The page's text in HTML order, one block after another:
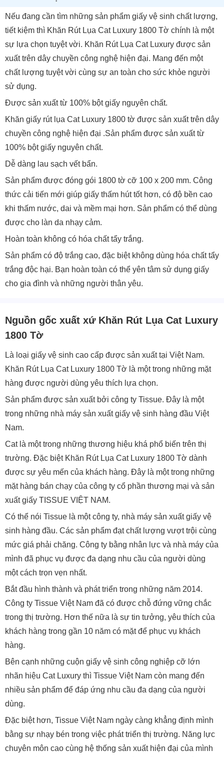
Nếu đang cần tìm những sản phẩm giấy vệ sinh chất lượng,
tiết kiệm thì Khăn Rút Lụa Cat Luxury 1800 Tờ chính là một
sự lựa chọn tuyệt vời. Khăn Rút Lụa Cat Luxury được sản
xuất trên dây chuyền công nghệ hiện đại. Mang đến một
chất lượng tuyệt vời cùng sự an toàn cho sức khỏe người
sử dụng.
Được sản xuất từ 100% bột giấy nguyên chất.
Khăn giấy rút lụa Cat Luxury 1800 tờ được sản xuất trên dây
chuyền công nghệ hiện đại .Sản phẩm được sản xuất từ
100% bột giấy nguyên chất.
Dễ dàng lau sạch vết bẩn.
Sản phẩm được đóng gói 1800 tờ cỡ 100 x 200 mm. Công
thức cải tiến mới giúp giấy thấm hút tốt hơn, có độ bền cao
khi thấm nước, dai và mềm mại hơn. Sản phẩm có thể dùng
được cho làn da nhạy cảm.
Hoàn toàn không có hóa chất tẩy trắng.
Sản phẩm có độ trắng cao, đặc biệt không dùng hóa chất tẩy
trắng độc hại. Bạn hoàn toàn có thể yên tâm sử dụng giấy
cho gia đình và những người thân yêu.
Nguồn gốc xuất xứ Khăn Rút Lụa Cat Luxury
1800 Tờ
Là loại giấy vệ sinh cao cấp được sản xuất tại Việt Nam.
Khăn Rút Lụa Cat Luxury 1800 Tờ là một trong những mặt
hàng được người dùng yêu thích lựa chọn.
Sản phẩm được sản xuất bởi công ty Tissue. Đây là một
trong những nhà máy sản xuất giấy vệ sinh hàng đầu Việt
Nam.
Cat là một trong những thương hiệu khá phổ biến trên thị
trường. Đặc biệt Khăn Rút Lụa Cat Luxury 1800 Tờ dành
được sự yêu mến của khách hàng. Đây là một trong những
mặt hàng bán chạy của công ty cổ phần thương mại và sản
xuất giấy TISSUE VIỆT NAM.
Có thể nói Tissue là một công ty, nhà máy sản xuất giấy vệ
sinh hàng đầu. Các sản phẩm đạt chất lượng vượt trội cùng
mức giá phải chăng. Công ty bằng nhân lực và nhà máy của
mình đã phục vụ được đa dạng nhu cầu của người dùng
một cách trọn vẹn nhất.
Bắt đầu hình thành và phát triển trong những năm 2014.
Công ty Tissue Việt Nam đã có được chỗ đứng vững chắc
trong thị trường. Hơn thế nữa là sự tin tưởng, yêu thích của
khách hàng trong gần 10 năm có mặt để phục vụ khách
hàng.
Bên cạnh những cuộn giấy vệ sinh công nghiệp cỡ lớn
nhãn hiệu Cat Luxury thì Tissue Việt Nam còn mang đến
nhiều sản phẩm để đáp ứng nhu cầu đa dạng của người
dùng.
Đặc biệt hơn, Tissue Việt Nam ngày càng khẳng định mình
bằng sự nhạy bén trong việc phát triển thị trường. Năng lực
chuyên môn cao cùng hệ thống sản xuất hiện đại của mình